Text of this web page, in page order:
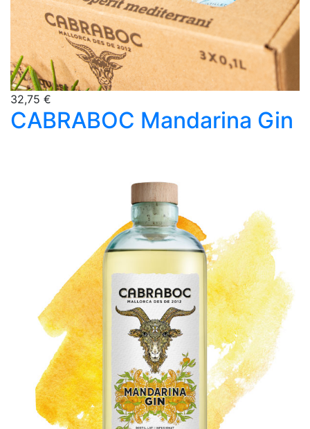
32,75 €
CABRABOC Mandarina Gin